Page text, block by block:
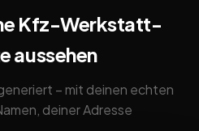
Kfz-Werkstatt-
aussehen
– mit deinen echten
deiner Adresse